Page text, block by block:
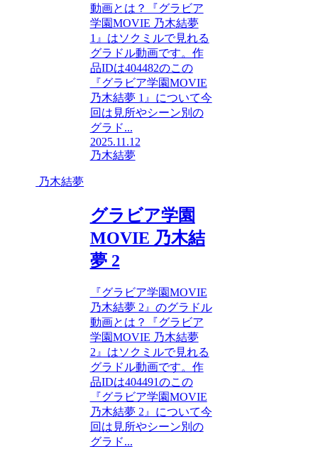
動画とは？『グラビア
学園MOVIE 乃木結夢
1』はソクミルで見れる
グラドル動画です。作
品IDは404482のこの
『グラビア学園MOVIE
乃木結夢 1』について今
回は見所やシーン別の
グラド...
2025.11.12
乃木結夢
乃木結夢
グラビア学園
MOVIE 乃木結
夢 2
『グラビア学園MOVIE
乃木結夢 2』のグラドル
動画とは？『グラビア
学園MOVIE 乃木結夢
2』はソクミルで見れる
グラドル動画です。作
品IDは404491のこの
『グラビア学園MOVIE
乃木結夢 2』について今
回は見所やシーン別の
グラド...